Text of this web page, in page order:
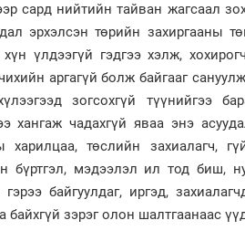
сард нийтийн тайван жагсаал
эрхэлсэн төрийн захиргааны
хүн үлдээгүй гэдгээ хэлж,
аргагүй болж байгааг
зогсохгүй түүнийгээ
хангаж чадахгүй яваа энэ
харилцаа, төслийн захиалагч,
бүртгэл, мэдээлэл ил тод биш,
гэрээ байгуулдаг, иргэд,
байхгүй зэрэг олон шалтгаанаас